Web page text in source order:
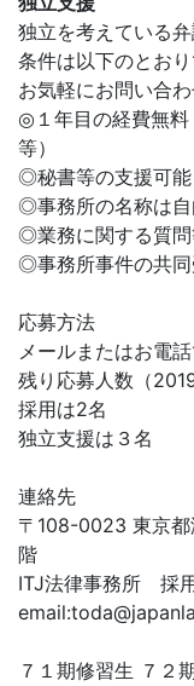
独立を考えている弁
条件は以下のとおり
お気軽にお問い合わ
◎１年目の経費無料
等）
◎秘書等の支援可能
◎事務所の名称は
◎業務に関する質
◎事務所事件の共
応募方法
メールまたはお電
残り応募人数（
採用は2名
独立支援は３名
連絡先
〒108-0023 東京
階
ITJ法律事務所 採
email:
７１期修習生 ７２